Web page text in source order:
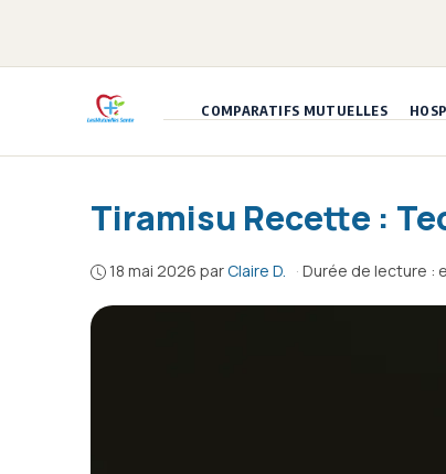
contenu
COMPARATIFS MUTUELLES
Tiramisu Recette :
18 mai 2026 par Claire D. · Durée de lecture :